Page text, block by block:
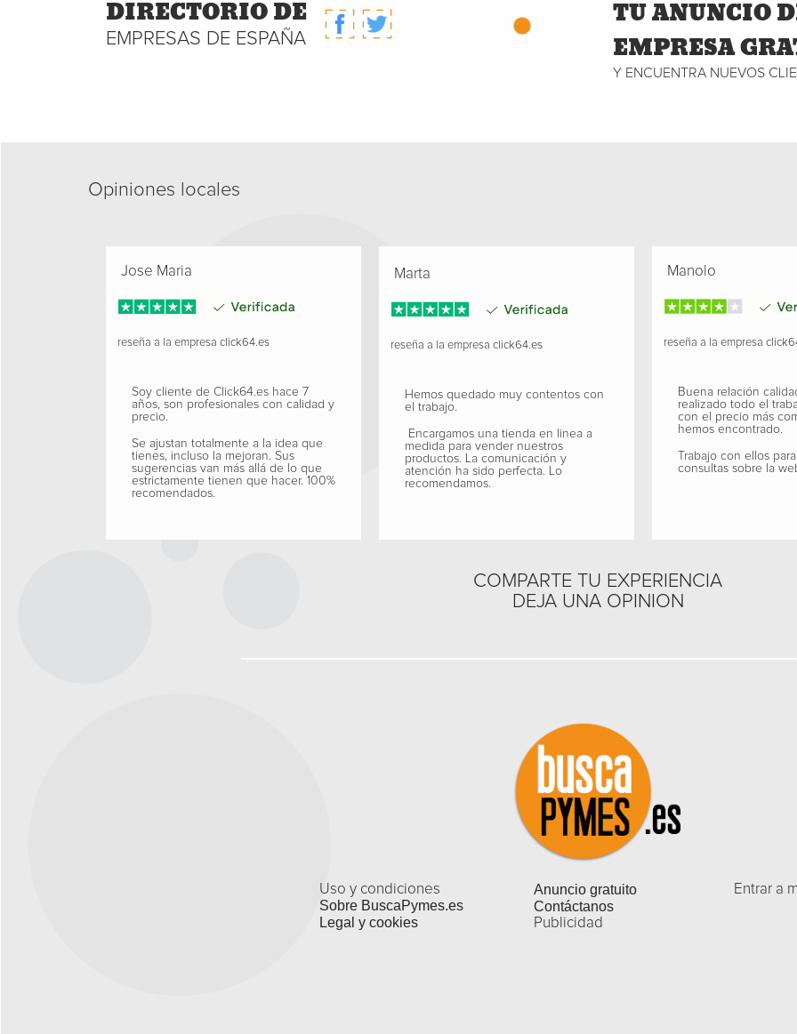
DIRECTORIO DE
EMPRESAS DE ESPAÑA
TU ANUNCIO
EMPRESA
Y ENCUENTRA NUEVOS
Opiniones locales
Jose Maria
reseña a la empresa click64.es
Soy cliente de Click64.es hace 7
años, son profesionales con calidad y
precio.
Se ajustan totalmente a la idea que
tienes, incluso la mejoran. Sus
sugerencias van más allá de lo que
estrictamente tienen que hacer. 100%
recomendados.
Marta
reseña a la empresa click64.es
Hemos quedado muy contentos con
el trabajo.
Encargamos una tienda en linea a
medida para vender nuestros
productos. La comunicación y
atención ha sido perfecta. Lo
recomendamos.
Manolo
reseña a la empresa
Buena relación
realizado todo el
con el precio más
hemos encontrado.
Trabajo con ellos
consultas sobre la
COMPARTE TU EXPERIENCIA
DEJA UNA OPINION
Uso y condiciones
Sobre BuscaPymes.es
Legal y cookies
Anuncio gratuito
Contáctanos
Publicidad
Entrar a